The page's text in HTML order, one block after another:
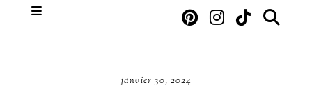
janvier 30, 2024